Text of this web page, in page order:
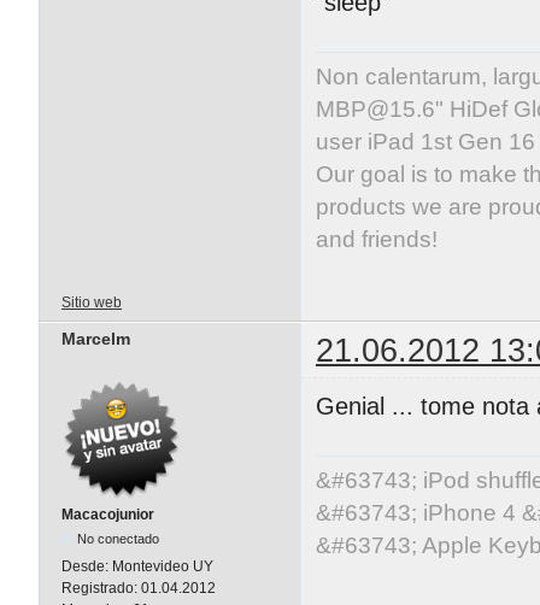
Non calentarum,
MBP@15.6" HiDef
user iPad 1st Gen 16
Our goal is to make
products we are
and friends!
Sitio web
Marcelm 21.06.2012
Macacojunior
No conectado
Desde: Montevideo UY
Registrado: 01.04.2012
Genial ... tome nota
&#63743; iPod
&#63743; iPhone 4
&#63743; Apple